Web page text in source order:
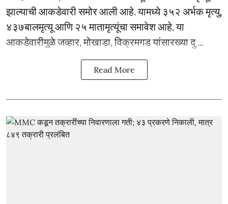
झाल्याची आकडेवारी समोर आली आहे. यामध्ये ३५२ अर्भक मृत्यु,
४३७बालमृत्यू आणि २५ मातामृत्यूंचा समावेश आहे. या
आकडेवारीमुळे जव्हार, मोखाडा, विक्रमगड यांसारख्या दु ...
Read More